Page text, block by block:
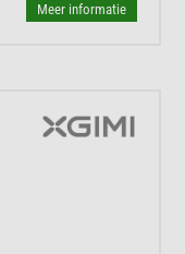
Meer informatie